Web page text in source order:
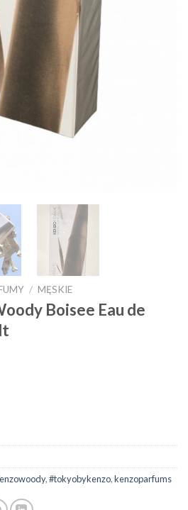
/ MĘSKIE
Boisee Eau de
,#tokyobykenzo,kenzoparfums